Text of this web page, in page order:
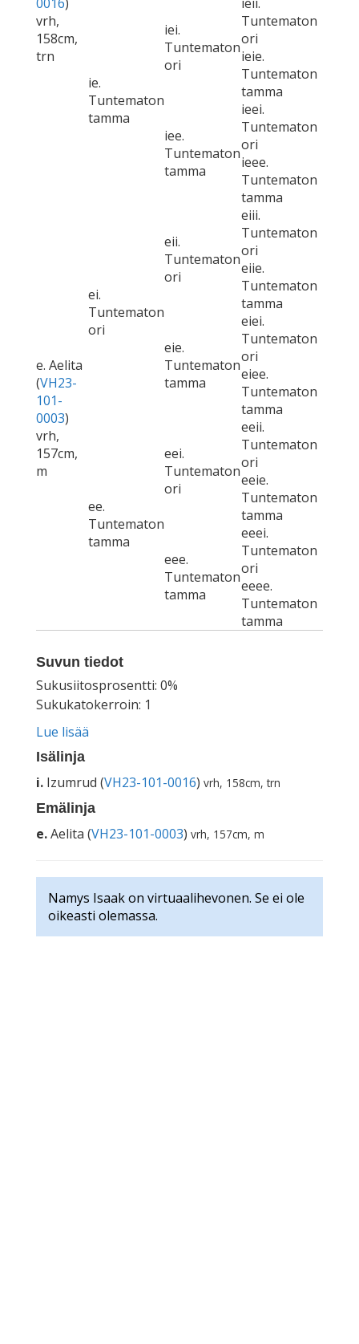
vrh,
158cm,
trn
ie.
Tuntematon
tamma
iei.
Tuntematon
ori
Tuntematon
ori
ieie.
Tuntematon
tamma
iee.
Tuntematon
tamma
ieei.
Tuntematon
ori
ieee.
Tuntematon
tamma
e. Aelita
(VH23-
101-
0003)
vrh,
157cm,
m
ei.
Tuntematon
ori
eii.
Tuntematon
ori
eiii.
Tuntematon
ori
eiie.
Tuntematon
tamma
eie.
Tuntematon
tamma
eiei.
Tuntematon
ori
eiee.
Tuntematon
tamma
ee.
Tuntematon
tamma
eei.
Tuntematon
ori
eeii.
Tuntematon
ori
eeie.
Tuntematon
tamma
eee.
Tuntematon
tamma
eeei.
Tuntematon
ori
eeee.
Tuntematon
tamma
Suvun tiedot
Sukusiitosprosentti: 0%
Sukukatokerroin: 1
Lue lisää
Isälinja
i. Izumrud (VH23-101-0016) vrh, 158cm, trn
Emälinja
e.Aelita (VH23-101-0003) vrh, 157cm, m
Namys Isaak on virtuaalihevonen. Se ei ole
oikeasti olemassa.